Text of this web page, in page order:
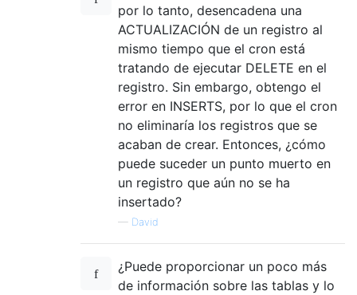
por lo tanto, desencadena una
ACTUALIZACIÓN de un registro al
mismo tiempo que el cron está
tratando de ejecutar DELETE en el
registro. Sin embargo, obtengo el
error en INSERTS, por lo que el cron
no eliminaría los registros que se
acaban de crear. Entonces, ¿cómo
puede suceder un punto muerto en
un registro que aún no se ha
insertado?
— David
¿Puede proporcionar un poco más
de información sobre las tablas y lo